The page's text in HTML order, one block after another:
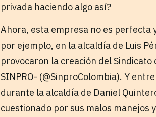
privada haciendo algo así?
Ahora, esta empresa no es perfecta
por ejemplo, en la alcaldía de Luis
provocaron la creación del
SINPRO- (@SinproColombia). Y
durante la alcaldía de Daniel
cuestionado por sus malos manejos